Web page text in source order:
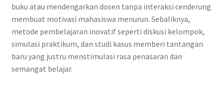
buku atau mendengarkan dosen tanpa interaksi cenderung
membuat motivasi mahasiswa menurun. Sebaliknya,
metode pembelajaran inovatif seperti diskusi kelompok,
simulasi praktikum, dan studi kasus memberi tantangan
baru yang justru menstimulasi rasa penasaran dan
semangat belajar.